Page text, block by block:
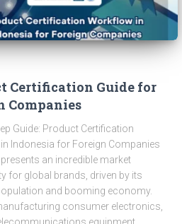
Certification Guide for
Companies
Guide: Product Certification
Indonesia for Foreign Companies
an incredible market
for global brands, driven by its
and booming economy.
consumer electronics,